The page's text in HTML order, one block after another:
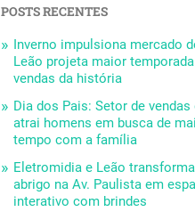
POSTS RECENTES
Inverno impulsiona mercado
Leão projeta maior
vendas da história
Dia dos Pais: Setor de vendas
atrai homens em busca de
tempo com a família
Eletromidia e Leão
abrigo na Av. Paulista em
interativo com brindes